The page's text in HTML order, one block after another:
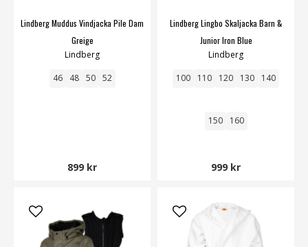
Lindberg Muddus Vindjacka Pile Dam
Greige
Lindberg
46 48 50 52
899 kr
Lindberg Lingbo Skaljacka Barn &
Junior Iron Blue
Lindberg
100 110 120 130 140
150 160
999 kr